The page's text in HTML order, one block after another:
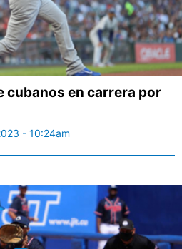
cubanos en carrera por
- 10:24am